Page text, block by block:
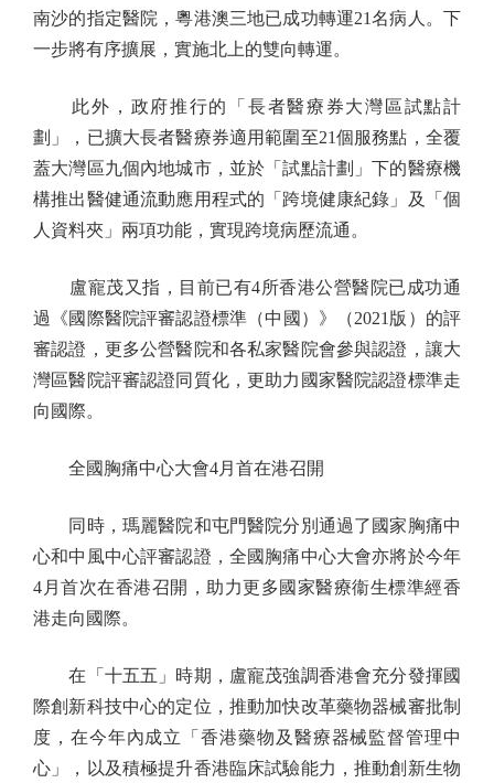
南沙的指定醫院，粵港澳三地已成功轉運21名病人。下
一步將有序擴展，實施北上的雙向轉運。
此外，政府推行的「長者醫療券大灣區試點計
劃」，已擴大長者醫療券適用範圍至21個服務點，全覆
蓋大灣區九個內地城市，並於「試點計劃」下的醫療機
構推出醫健通流動應用程式的「跨境健康紀錄」及「個
人資料夾」兩項功能，實現跨境病歷流通。
盧寵茂又指，目前已有4所香港公營醫院已成功通
過《國際醫院評審認證標準（中國）》（2021版）的評
審認證，更多公營醫院和各私家醫院會參與認證，讓大
灣區醫院評審認證同質化，更助力國家醫院認證標準走
向國際。
全國胸痛中心大會4月首在港召開
同時，瑪麗醫院和屯門醫院分別通過了國家胸痛中
心和中風中心評審認證，全國胸痛中心大會亦將於今年
4月首次在香港召開，助力更多國家醫療衞生標準經香
港走向國際。
在「十五五」時期，盧寵茂強調香港會充分發揮國
際創新科技中心的定位，推動加快改革藥物器械審批制
度，在今年內成立「香港藥物及醫療器械監督管理中
心」，以及積極提升香港臨床試驗能力，推動創新生物